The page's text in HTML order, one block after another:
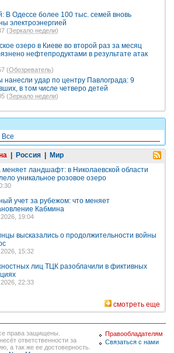
В Одессе более 100 тыс. семей вновь
электроэнергией
(Зеркало недели)
озеро в Киеве во второй раз за месяц
нефтепродуктами в результате атак
(Обозреватель)
нанесли удар по центру Павлограда: 9
в том числе четверо детей
(Зеркало недели)
Все
| Россия | Мир
ландшафт: в Николаевской области
уникальное розовое озеро
учет за рубежом: что меняет
Кабмина
19:04
высказались о продолжительности войны
15:32
лиц ТЦК разоблачили в фиктивных
22:33
смотреть еще
права защищены.
ответственности за
а так же ее достоверность.
Правообладателям
Связаться с нами